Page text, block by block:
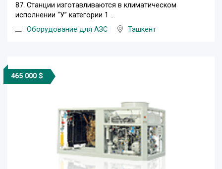
87. Станции изготавливаются в климатическом
исполнении “У” категории 1 ...
Оборудование для АЗС
Ташкент
465 000 $